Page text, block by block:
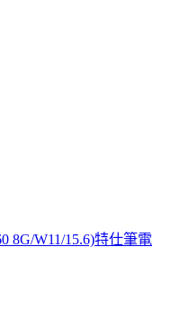
8G/W11/15.6)特仕筆電